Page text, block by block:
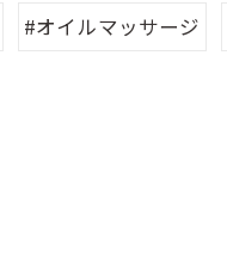
#オイルマッサージ